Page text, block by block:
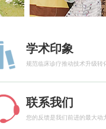
学术印象
规范临床诊疗推动技术升级转
联系我们
您的反馈是我们前进的最大动